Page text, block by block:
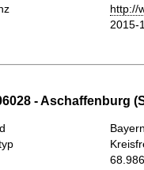
http://
2015-
- Aschaffenburg
68.986